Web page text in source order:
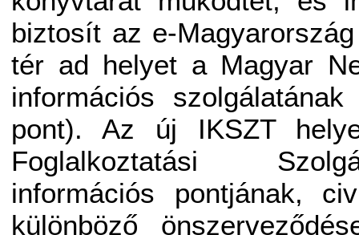
biztosít az e-
tér ad helyet a Magyar
információs
pont). Az új IKSZT
Foglalkoztatási
információs pontjának,
különböző